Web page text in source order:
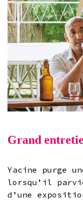
Grand
Yacine purge
lorsqu’il
d’une